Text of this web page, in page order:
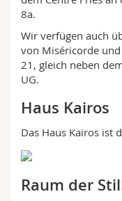
Interfakultär
Mitarbeitende
Doktorierende
8a.
Wir verfügen auch
von Miséricorde
21, gleich neben
UG.
Haus Kairos
Das Haus Kairos ist
Raum der